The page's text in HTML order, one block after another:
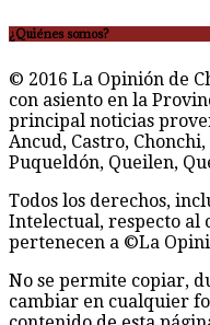
¿Quiénes somos?
© 2016 La Opinión de
con asiento en la
principal noticias
Ancud, Castro,
Puqueldón, Queilen,
Todos los derechos,
Intelectual, respecto al
pertenecen a ©La
No se permite copiar,
cambiar en cualquier